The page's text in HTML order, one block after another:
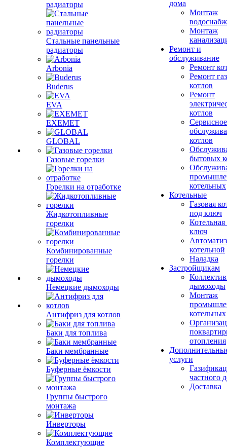
радиаторы
Стальные панельные
радиаторы
Arbonia
Buderus
EVA
EXEMET
GLOBAL
Газовые горелки
Горелки на отработке
Жидкотопливные
горелки
Комбинированные
горелки
Немецкие дымоходы
Антифриз для котлов
Баки для топлива
Баки мембранные
Буферные ёмкости
Группы быстрого
монтажа
Инверторы
Комплектующие
дома
Монтаж
Монтаж
Ремонт и
обслуживание
Ремонт
Ремонт
котлов
Ремонт
котлов
Сервисное
котлов
бытовых
котельных
Котельные
Газовая
под ключ
ключ
котельной
Наладка
Застройщикам
дымоходы
Монтаж
котельных
отопления
услуги
частного
Доставка